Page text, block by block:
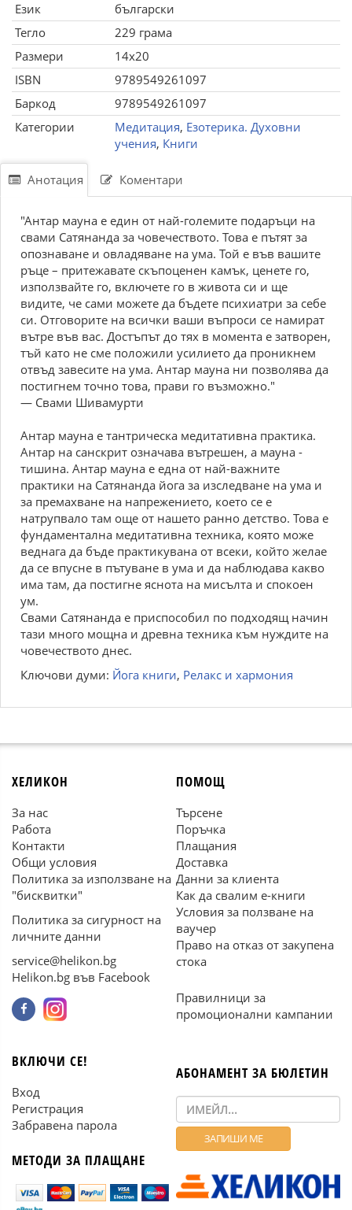
Език
български
Тегло
229 грама
Размери
14x20
ISBN
9789549261097
Баркод
9789549261097
Категории
Медитация, Езотерика. Духовни
учения, Книги
Анотация Коментари
"Антар мауна е един от най-големите подаръци на
свами Сатянанда за човечеството. Това е пътят за
опознаване и овладяване на ума. Той е във вашите
ръце – притежавате скъпоценен камък, ценете го,
използвайте го, включете го в живота си и ще
видите, че сами можете да бъдете психиатри за себе
си. Отговорите на всички ваши въпроси се намират
вътре във вас. Достъпът до тях в момента е затворен,
тъй като не сме положили усилието да проникнем
отвъд завесите на ума. Антар мауна ни позволява да
постигнем точно това, прави го възможно."
— Свами Шивамурти
Антар мауна е тантрическа медитативна практика.
Антар на санскрит означава вътрешен, а мауна -
тишина. Антар мауна е една от най-важните
практики на Сатянанда йога за изследване на ума и
за премахване на напрежението, което се е
натрупвало там още от нашето ранно детство. Това е
фундаментална медитативна техника, която може
веднага да бъде практикувана от всеки, който желае
да се впусне в пътуване в ума и да наблюдава какво
има там, да постигне яснота на мисълта и спокоен
ум.
Свами Сатянанда е приспособил по подходящ начин
тази много мощна и древна техника към нуждите на
човечеството днес.
Ключови думи: Йога книги, Релакс и хармония
ХЕЛИКОН
За нас
Работа
Контакти
Общи условия
Политика за използване на
"бисквитки"
Политика за сигурност на
личните данни
service@helikon.bg
Helikon.bg във Facebook
ПОМОЩ
Търсене
Поръчка
Плащания
Доставка
Данни за клиента
Как да свалим е-книги
Условия за ползване на
ваучер
Право на отказ от закупена
стока
Правилници за
промоционални кампании
ВКЛЮЧИ СЕ!
Вход
Регистрация
Забравена парола
МЕТОДИ ЗА ПЛАЩАНЕ
АБОНАМЕНТ ЗА БЮЛЕТИН